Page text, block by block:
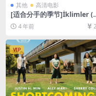
其他 高清电影
[适合分手的季节]İklimler
06)[百度网盘+迅雷云盘资源1
080P超清未删减][MP4/
[中文字幕]
4 年前
VIP